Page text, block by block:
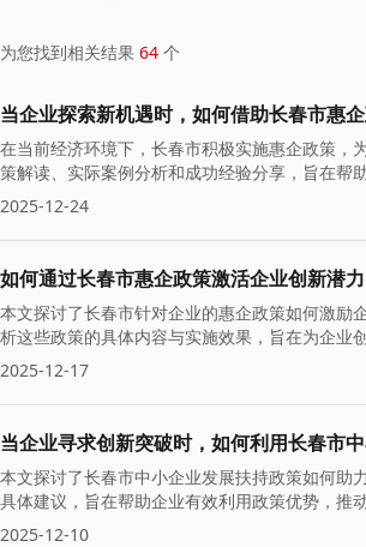
为您找到相关结果 64 个
当企业探索新机遇时，如何借助长春市惠
在当前经济环境下，长春市积极实施惠企政策，
策解读、实际案例分析和成功经验分享，旨在帮
2025-12-24
如何通过长春市惠企政策激活企业创新潜力
本文探讨了长春市针对企业的惠企政策如何激励
析这些政策的具体内容与实施效果，旨在为企业
2025-12-17
当企业寻求创新突破时，如何利用长春市
本文探讨了长春市中小企业发展扶持政策如何助
具体建议，旨在帮助企业有效利用政策优势，推
2025-12-10